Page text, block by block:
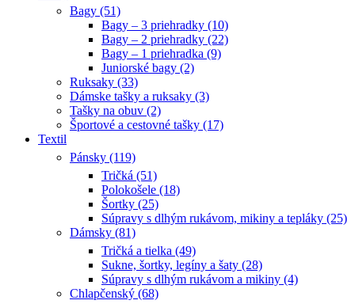
Bagy (51)
Bagy – 3 priehradky (10)
Bagy – 2 priehradky (22)
Bagy – 1 priehradka (9)
Juniorské bagy (2)
Ruksaky (33)
Dámske tašky a ruksaky (3)
Tašky na obuv (2)
Športové a cestovné tašky (17)
Textil
Pánsky (119)
Tričká (51)
Polokošele (18)
Šortky (25)
Súpravy s dlhým rukávom, mikiny a tepláky (25)
Dámsky (81)
Tričká a tielka (49)
Sukne, šortky, legíny a šaty (28)
Súpravy s dlhým rukávom a mikiny (4)
Chlapčenský (68)